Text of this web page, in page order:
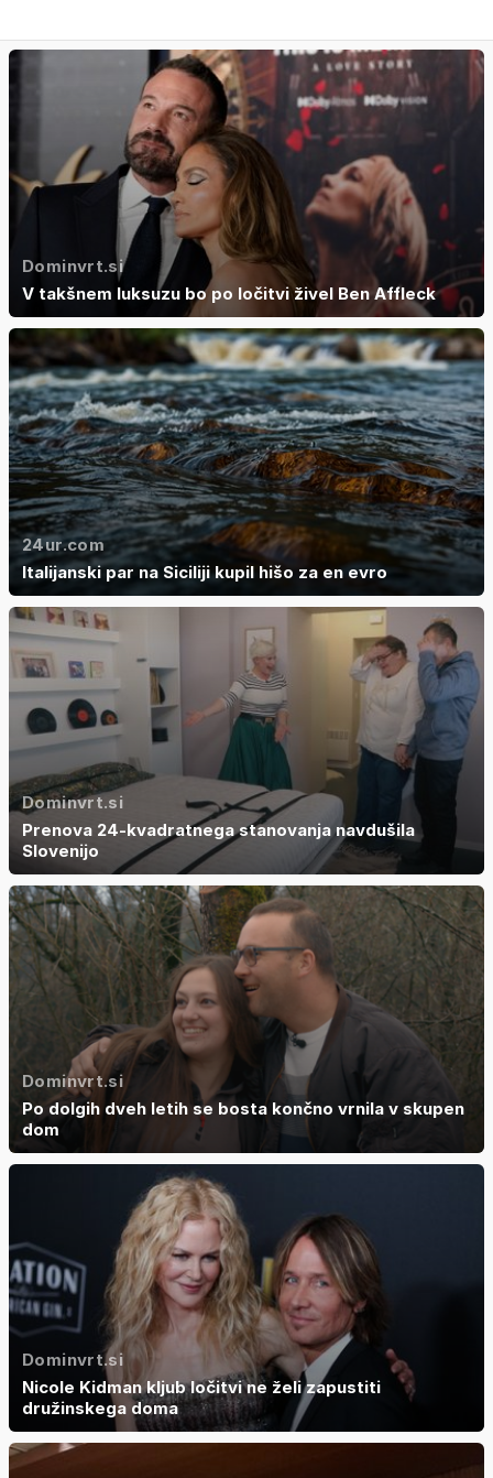
Dominvrt.si
V takšnem luksuzu bo po ločitvi živel Ben Affleck
24ur.com
Italijanski par na Siciliji kupil hišo za en evro
Dominvrt.si
Prenova 24-kvadratnega stanovanja navdušila
Slovenijo
Dominvrt.si
Po dolgih dveh letih se bosta končno vrnila v skupen
dom
Dominvrt.si
Nicole Kidman kljub ločitvi ne želi zapustiti
družinskega doma